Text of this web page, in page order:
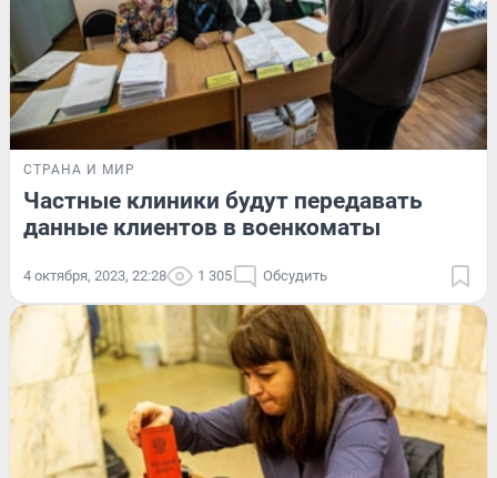
СТРАНА И МИР
Частные клиники будут передавать
данные клиентов в военкоматы
4 октября, 2023, 22:28 1 305 Обсудить